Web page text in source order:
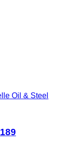
Oil & Steel